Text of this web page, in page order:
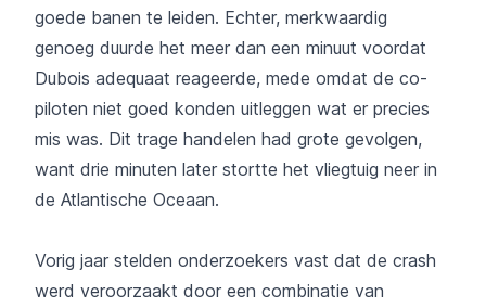
goede banen te leiden. Echter, merkwaardig
genoeg duurde het meer dan een minuut voordat
Dubois adequaat reageerde, mede omdat de co-
piloten niet goed konden uitleggen wat er precies
mis was. Dit trage handelen had grote gevolgen,
want drie minuten later stortte het vliegtuig neer in
de Atlantische Oceaan.
Vorig jaar stelden onderzoekers vast dat de crash
werd veroorzaakt door een combinatie van